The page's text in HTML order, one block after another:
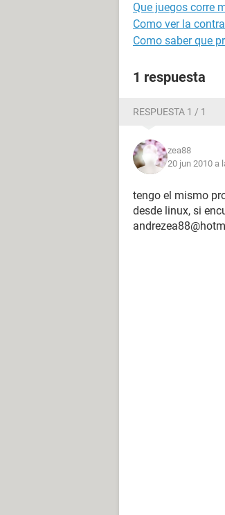
Que juegos corre
Como ver la
Como saber que
1 respuesta
RESPUESTA 1 / 1
zea88
20 jun 2010 a
tengo el mismo
desde linux, si